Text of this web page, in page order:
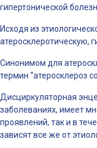
гипертонической
Исходя из
атеросклеротическую,
Синонимом для
термин “атеросклероз
Дисциркуляторная
заболеваниях, имеет
проявлений, так и в
зависят все же от